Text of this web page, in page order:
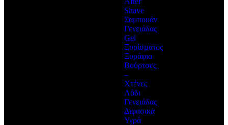
Shave
Σαμπουάν
Γενειάδας
Gel
Ξυρίσματος
Ξυράφια
Βούρτσες
–
Χτένες
Λάδι
Γενειάδας
Διφασικά
Υγρά